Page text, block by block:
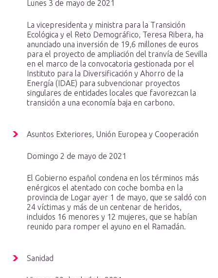
Lunes 3 de mayo de 2021
La vicepresidenta y ministra para la Transición
Ecológica y el Reto Demográfico, Teresa Ribera, ha
anunciado una inversión de 19,6 millones de euros
para el proyecto de ampliación del tranvía de Sevilla
en el marco de la convocatoria gestionada por el
Instituto para la Diversificación y Ahorro de la
Energía (IDAE) para subvencionar proyectos
singulares de entidades locales que favorezcan la
transición a una economía baja en carbono.
Asuntos Exteriores, Unión Europea y Cooperación
Domingo 2 de mayo de 2021
El Gobierno español condena en los términos más
enérgicos el atentado con coche bomba en la
provincia de Logar ayer 1 de mayo, que se saldó con
24 víctimas y más de un centenar de heridos,
incluidos 16 menores y 12 mujeres, que se habían
reunido para romper el ayuno en el Ramadán.
Sanidad